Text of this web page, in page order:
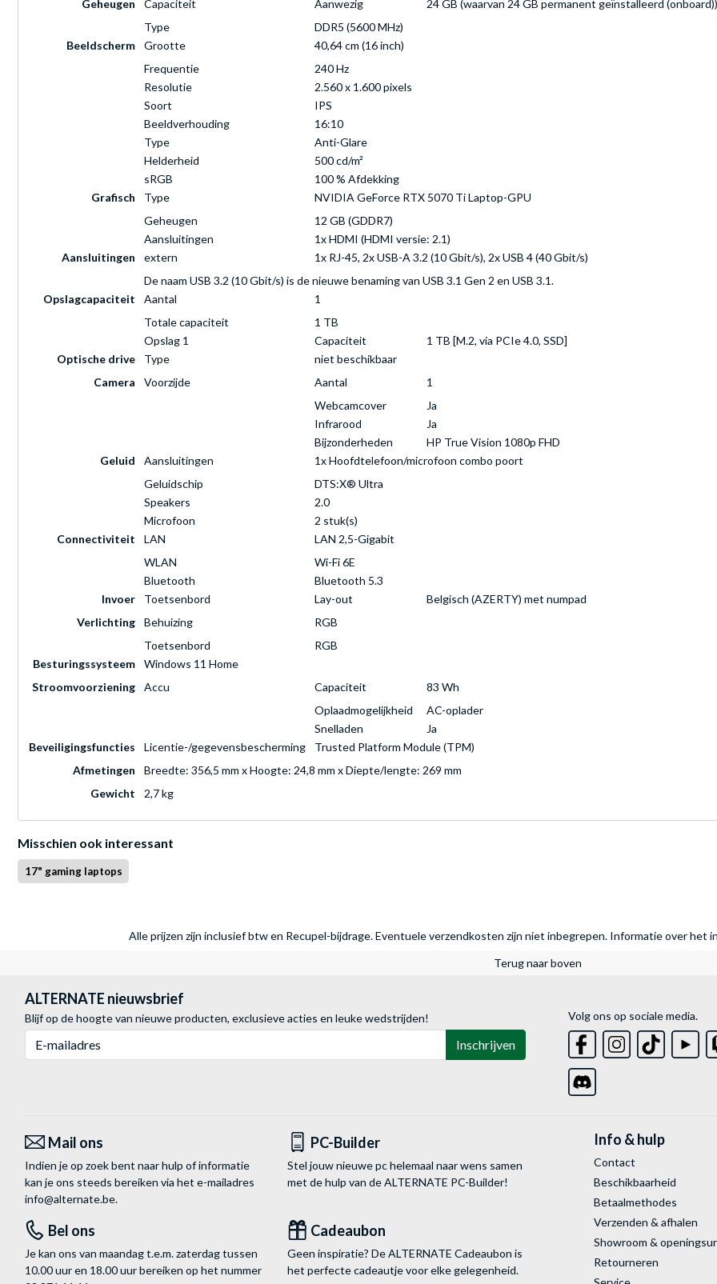
Geheugen
Capaciteit Aanwezig
24 GB (waarvan 24 GB permanent geïnstalleerd (onboard))
Type
DDR5 (5600 MHz)
Beeldscherm
Grootte
40,64 cm (16 inch)
Frequentie
240 Hz
Resolutie
2.560 x 1.600 pixels
Soort
IPS
Beeldverhouding
16:10
Type
Anti-Glare
Helderheid
500 cd/m²
sRGB
100 % Afdekking
Grafisch
Type
NVIDIA GeForce RTX 5070 Ti Laptop-GPU
Geheugen
12 GB (GDDR7)
Aansluitingen
1x HDMI (HDMI versie: 2.1)
Aansluitingen
extern
1x RJ-45, 2x USB-A 3.2 (10 Gbit/s), 2x USB 4 (40 Gbit/s)
De naam USB 3.2 (10 Gbit/s) is de nieuwe benaming van USB 3.1 Gen 2 en USB 3.1.
Opslagcapaciteit
Aantal
1
Totale capaciteit
1 TB
Opslag 1
Capaciteit
1 TB [M.2, via PCIe 4.0, SSD]
Optische drive
Type
niet beschikbaar
Camera
Voorzijde Aantal
1
Webcamcover
Ja
Infrarood
Ja
Bijzonderheden
HP True Vision 1080p FHD
Geluid
Aansluitingen
1x Hoofdtelefoon/microfoon combo poort
Geluidschip
DTS:X® Ultra
Speakers
2.0
Microfoon
2 stuk(s)
Connectiviteit
LAN
LAN 2,5-Gigabit
WLAN
Wi-Fi 6E
Bluetooth
Bluetooth 5.3
Invoer
Toetsenbord Lay-out
Belgisch (AZERTY) met numpad
Verlichting
Behuizing
RGB
Toetsenbord
RGB
Besturingssysteem
Windows 11 Home
Stroomvoorziening
Accu Capaciteit
83 Wh
Oplaadmogelijkheid
AC-oplader
Snelladen
Ja
Beveiligingsfuncties
Licentie-/gegevensbescherming
Trusted Platform Module (TPM)
Afmetingen
Breedte: 356,5 mm x Hoogte: 24,8 mm x Diepte/lengte: 269 mm
Gewicht
2,7 kg
Misschien ook interessant
17" gaming laptops
Alle prijzen zijn inclusief btw en Recupel-bijdrage. Eventuele verzendkosten zijn niet inbegrepen. Informatie over het
Terug naar boven
ALTERNATE nieuwsbrief
Blijf op de hoogte van nieuwe producten, exclusieve acties en leuke wedstrijden!
E-mailadres
Inschrijven
Volg ons op sociale media.
Mail ons
Indien je op zoek bent naar hulp of informatie
kan je ons steeds bereiken via het e-mailadres
info@alternate.be.
PC-Builder
Stel jouw nieuwe pc helemaal naar wens samen
met de hulp van de ALTERNATE PC-Builder!
Bel ons
Je kan ons van maandag t.e.m. zaterdag tussen
10.00 uur en 18.00 uur bereiken op het nummer
Cadeaubon
Geen inspiratie? De ALTERNATE Cadeaubon is
het perfecte cadeautje voor elke gelegenheid.
Info & hulp
Contact
Beschikbaarheid
Betaalmethodes
Verzenden & afhalen
Showroom &
Retourneren